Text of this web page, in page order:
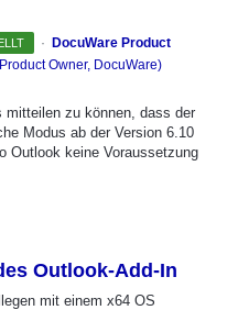
· DocuWare Product
Product Owner, DocuWare)
mitteilen zu können, dass der
Modus ab der Version 6.10
Outlook keine Voraussetzung
Outlook-Add-In
mit einem x64 OS